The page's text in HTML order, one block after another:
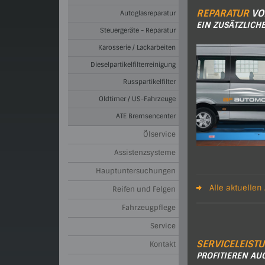
Autoglasreparatur
Steuergeräte - Reparatur
Karosserie / Lackarbeiten
Dieselpartikelfilterreinigung
Russpartikelfilter
Oldtimer / US-Fahrzeuge
ATE Bremsencenter
Ölservice
Assistenzsysteme
Hauptuntersuchungen
Reifen und Felgen
Fahrzeugpflege
Service
Kontakt
REPARATUR
EIN
Alle aktuellen
PROFITIEREN